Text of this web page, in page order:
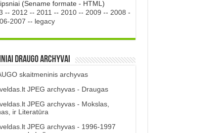
(Sename formate - HTML)
-- 2012 -- 2011 -- 2010-- 2009 -- 2008 -
2007 -- legacy
DRAUGO Archyvai
skaitmeninis archyvas
JPEG archyvas - Draugas
JPEG archyvas - Mokslas,
ir Literatūra
JPEG archyvas - 1996-1997